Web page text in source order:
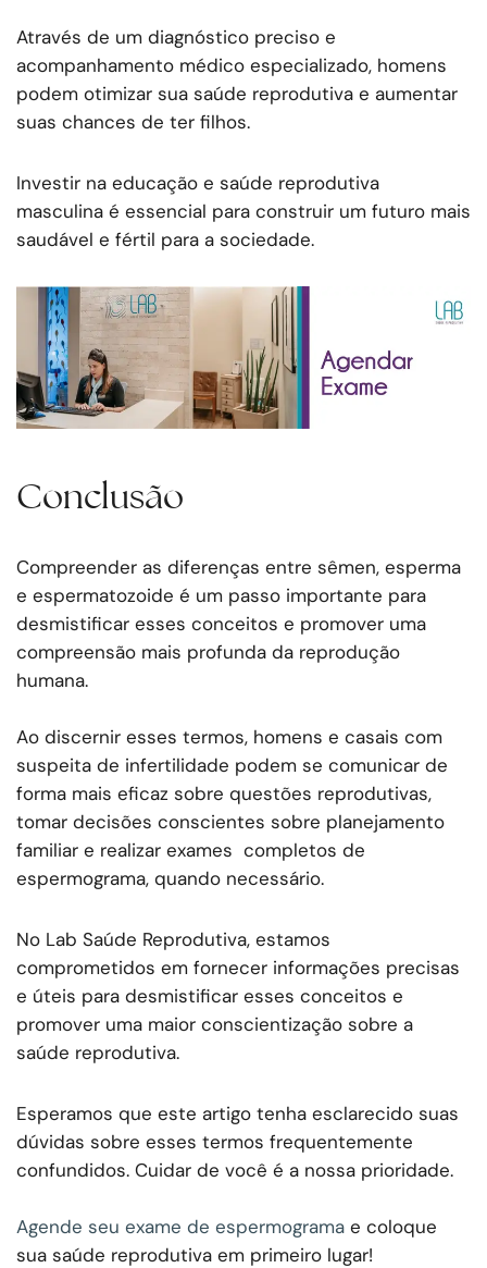
Através de um diagnóstico preciso e
acompanhamento médico especializado, homens
podem otimizar sua saúde reprodutiva e aumentar
suas chances de ter filhos.
Investir na educação e saúde reprodutiva
masculina é essencial para construir um futuro mais
saudável e fértil para a sociedade.
Conclusão
Compreender as diferenças entre sêmen, esperma
e espermatozoide é um passo importante para
desmistificar esses conceitos e promover uma
compreensão mais profunda da reprodução
humana.
Ao discernir esses termos, homens e casais com
suspeita de infertilidade podem se comunicar de
forma mais eficaz sobre questões reprodutivas,
tomar decisões conscientes sobre planejamento
familiar e realizar exames completos de
espermograma, quando necessário.
No Lab Saúde Reprodutiva, estamos
comprometidos em fornecer informações precisas
e úteis para desmistificar esses conceitos e
promover uma maior conscientização sobre a
saúde reprodutiva.
Esperamos que este artigo tenha esclarecido suas
dúvidas sobre esses termos frequentemente
confundidos. Cuidar de você é a nossa prioridade.
Agende seu exame de espermograma e coloque
sua saúde reprodutiva em primeiro lugar!